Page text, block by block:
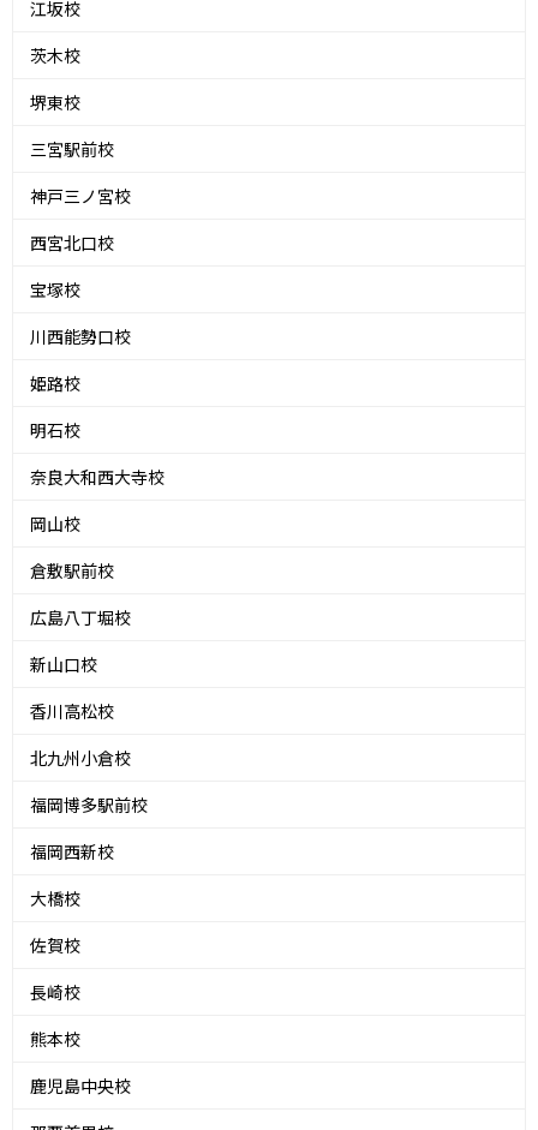
江坂校
茨木校
堺東校
三宮駅前校
神戸三ノ宮校
西宮北口校
宝塚校
川西能勢口校
姫路校
明石校
奈良大和西大寺校
岡山校
倉敷駅前校
広島八丁堀校
新山口校
香川高松校
北九州小倉校
福岡博多駅前校
福岡西新校
大橋校
佐賀校
長崎校
熊本校
鹿児島中央校